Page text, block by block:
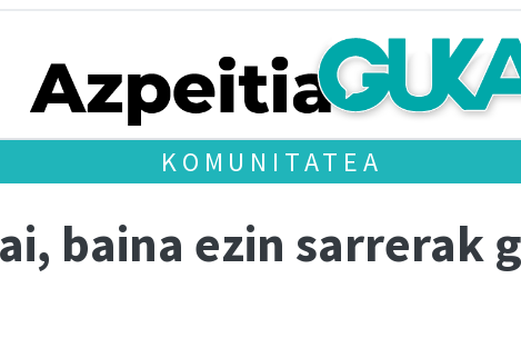
KOMUNITATEA
baina ezin sarrerak